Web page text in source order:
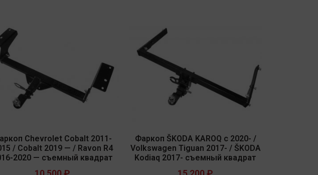
Chevrolet Cobalt 2011-
/ Cobalt 2019 — / Ravon R4
2020 — съемный квадрат
Фаркоп ŠKODA KAROQ с 2020- /
Volkswagen Tiguan 2017- / ŠKODA
Kodiaq 2017- съемный квадрат